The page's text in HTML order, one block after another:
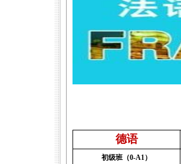
德语
初级班（0-A1）